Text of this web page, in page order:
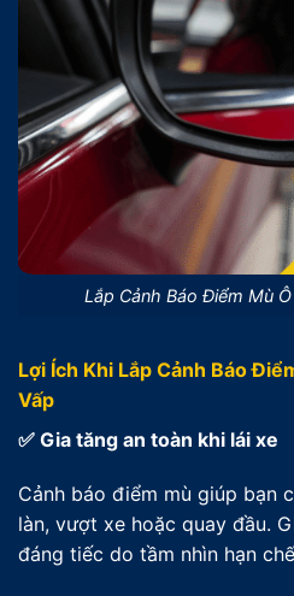
Lắp Cảnh Báo Điểm Mù
Lợi Ích Khi Lắp Cảnh Báo
Vấp
✅ Gia tăng an toàn khi lái xe
Cảnh báo điểm mù giúp bạn
làn, vượt xe hoặc quay đầu.
đáng tiếc do tầm nhìn hạn